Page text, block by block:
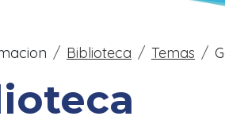
Biblioteca Temas